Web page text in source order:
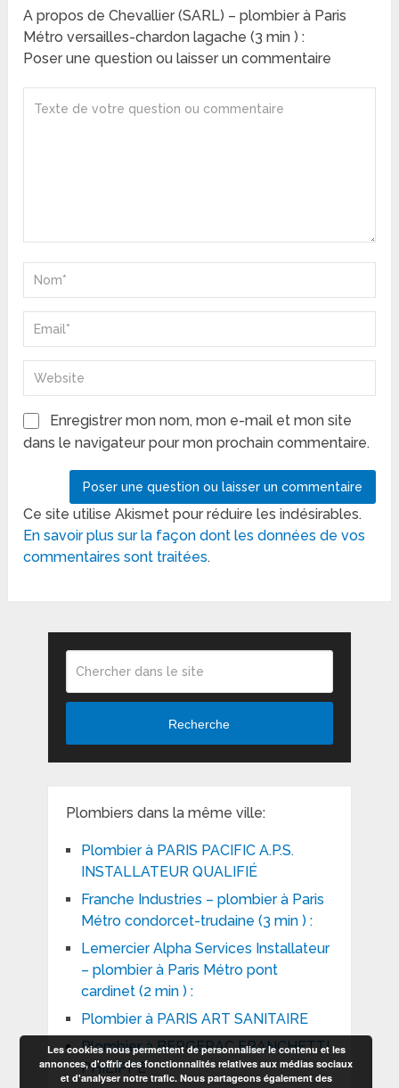
A propos de Chevallier (SARL) – plombier à Paris
Métro versailles-chardon lagache (3 min ) :
Poser une question ou laisser un commentaire
Enregistrer mon nom, mon e-mail et mon site
dans le navigateur pour mon prochain commentaire.
Ce site utilise Akismet pour réduire les indésirables.
En savoir plus sur la façon dont les données de vos
commentaires sont traitées.
Recherche
Plombiers dans la même ville:
Plombier à PARIS PACIFIC A.P.S.
INSTALLATEUR QUALIFIÉ
Franche Industries – plombier à Paris
Métro condorcet-trudaine (3 min ) :
Lemercier Alpha Services Installateur
– plombier à Paris Métro pont
cardinet (2 min ) :
Plombier à PARIS ART SANITAIRE
Plombier à BERGERAC FRANCHETTI
PHILIPPE
Les cookies nous permettent de personnaliser le contenu et les
annonces, d'offrir des fonctionnalités relatives aux médias sociaux
et d'analyser notre trafic. Nous partageons également des